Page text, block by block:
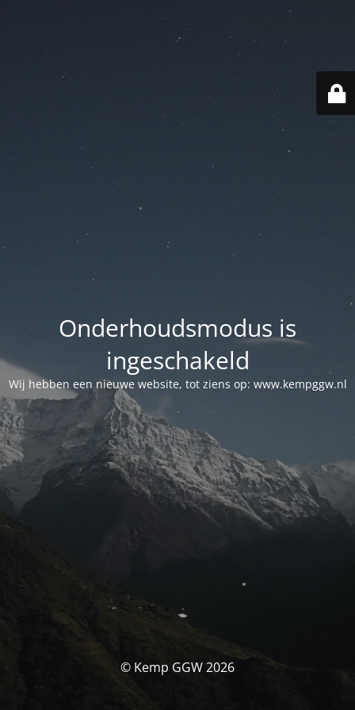
Onderhoudsmodus is
ingeschakeld
Wij hebben een nieuwe website, tot ziens op: www.kempggw.nl
© Kemp GGW 2026